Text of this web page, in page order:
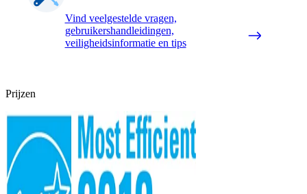
Vind veelgestelde vragen,
gebruikershandleidingen,
veiligheidsinformatie en tips
Prijzen